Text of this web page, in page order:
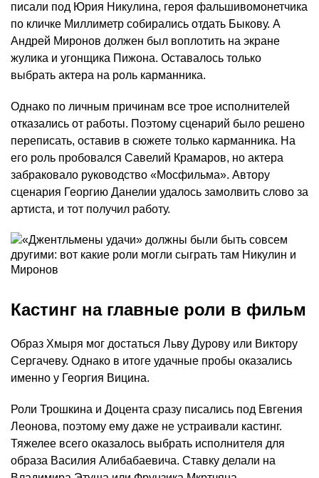
писали под Юрия Никулина, героя фальшивомонетчика
по кличке Миллиметр собирались отдать Быкову. А
Андрей Миронов должен был воплотить на экране
жулика и угонщика Пижона. Оставалось только
выбрать актера на роль карманника.
Однако по личным причинам все трое исполнителей
отказались от работы. Поэтому сценарий было решено
переписать, оставив в сюжете только карманника. На
его роль пробовался Савелий Крамаров, но актера
забраковало руководство «Мосфильма». Автору
сценария Георгию Данелии удалось замолвить слово за
артиста, и тот получил работу.
Кастинг на главные роли в фильм
Образ Хмыря мог достаться Льву Дурову или Виктору
Сергачеву. Однако в итоге удачные пробы оказались
именно у Георгия Вицина.
Роли Трошкина и Доцента сразу писались под Евгения
Леонова, поэтому ему даже не устраивали кастинг.
Тяжелее всего оказалось выбрать исполнителя для
образа Василия Алибабаевича. Ставку делали на